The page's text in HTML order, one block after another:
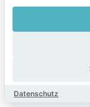
Datenschutz